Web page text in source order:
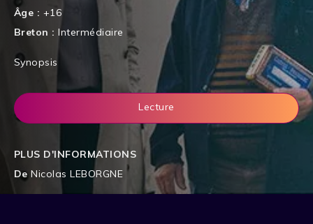
Âge : +16
Breton :Intermédiaire
Synopsis
Lecture
PLUS D'INFORMATIONS
De Nicolas LEBORGNE